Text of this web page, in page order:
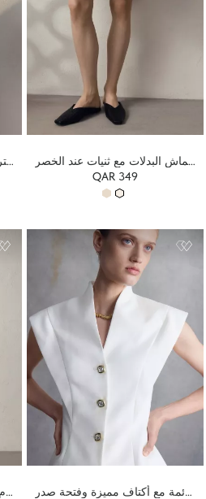
سترة مزدوجة الصدر بأكمام قصيرة
شورت فضفاض مصنوع من قماش البدلات مع ثنيات عند الخصر
QAR 349
فستان متوسط ​​الطول بأكمام قصيرة واسعة وتنورة مستقيمة
سترة ملائمة مع أكتاف مميزة وفتحة صدر